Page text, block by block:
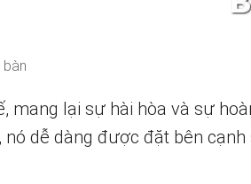
mang lại sự hài hòa và sự
dễ dàng được đặt bên